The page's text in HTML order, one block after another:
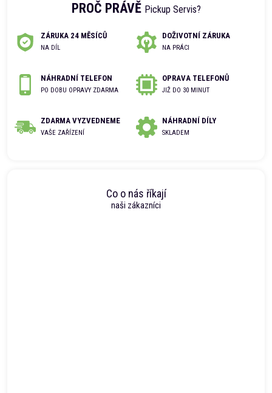
PROČ PRÁVĚ Pickup Servis?
ZÁRUKA 24 MĚSÍCŮ
NA DÍL
DOŽIVOTNÍ ZÁRUKA
NA PRÁCI
NÁHRADNÍ TELEFON
PO DOBU OPRAVY ZDARMA
OPRAVA TELEFONŮ
JIŽ DO 30 MINUT
ZDARMA VYZVEDNEME
VAŠE ZAŘÍZENÍ
NÁHRADNÍ DÍLY
SKLADEM
Co o nás říkají
naši zákazníci